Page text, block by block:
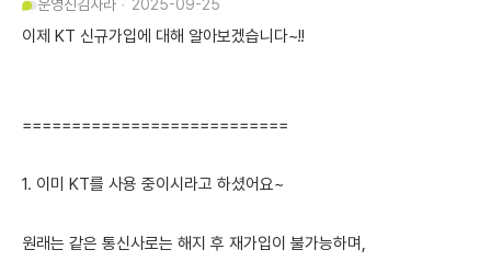
운영진김사라 2025-09-25
이제 KT 신규가입에 대해 알아보겠습니다~!!
===========================
1. 이미 KT를 사용 중이시라고 하셨어요~
원래는 같은 통신사로는 해지 후 재가입이 불가능하며,